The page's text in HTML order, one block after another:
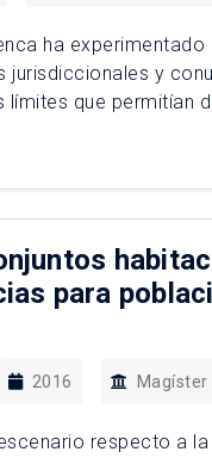
ha
jurisdiccionales y
que permitían
para
2016 Magíster
respecto a